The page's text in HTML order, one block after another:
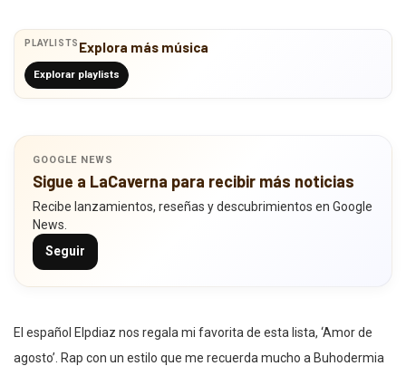
PLAYLISTS Explora más música
Explorar playlists
GOOGLE NEWS
Sigue a LaCaverna para recibir más noticias
Recibe lanzamientos, reseñas y descubrimientos en Google
News.
Seguir
El español Elpdiaz nos regala mi favorita de esta lista, ‘Amor de
agosto’. Rap con un estilo que me recuerda mucho a Buhodermia